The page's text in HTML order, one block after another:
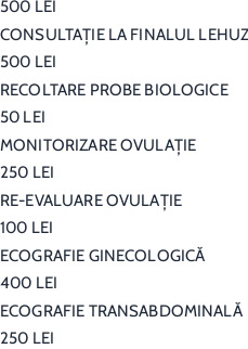
500 LEI
CONSULTAŢIE LA FINALUL
500 LEI
RECOLTARE PROBE BIOLOGICE
50 LEI
MONITORIZARE OVULAŢIE
250 LEI
RE-EVALUARE OVULAŢIE
100 LEI
ECOGRAFIE GINECOLOGICĂ
400 LEI
ECOGRAFIE TRANSABDOMINALĂ
250 LEI